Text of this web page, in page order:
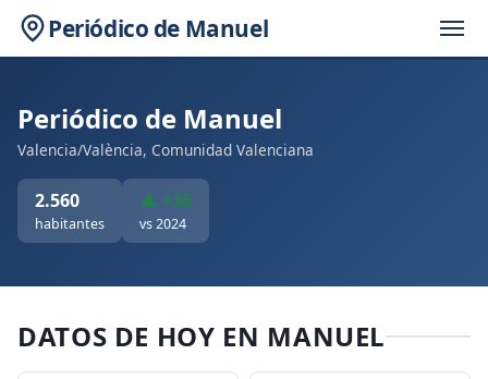
Periódico de Manuel
Periódico de Manuel
Valencia/València, Comunidad Valenciana
2.560
habitantes
▲ +36
vs 2024
DATOS DE HOY EN MANUEL